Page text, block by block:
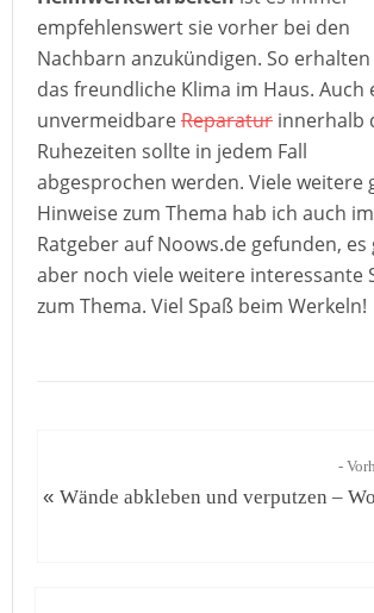
empfehlenswert sie vorher bei den
Nachbarn anzukündigen. So erhalten
das freundliche Klima im Haus. Auch
unvermeidbareReparatur innerhalb
Ruhezeiten sollte in jedem Fall
abgesprochen werden. Viele weitere
Hinweise zum Thema hab ich auch im
Ratgeber auf Noows.de gefunden, es
aber noch viele weitere interessante
zum Thema. Viel Spaß beim Werkeln!
-
«Wände abkleben und verputzen –